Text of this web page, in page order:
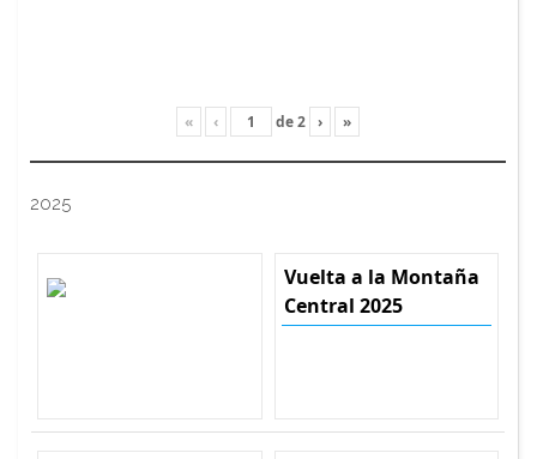
« ‹ de2 › »
2025
Vuelta a la Montaña
Central 2025